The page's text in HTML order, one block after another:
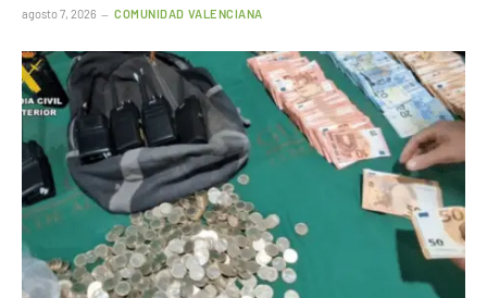
agosto 7, 2026 COMUNIDAD VALENCIANA